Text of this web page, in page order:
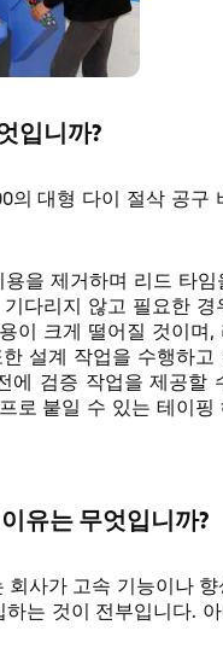
입니까?
대형 다이 절삭 공구
을 제거하며 리드 타임
다리지 않고 필요한 경
이 크게 떨어질 것이며,
설계 작업을 수행하고
에 검증 작업을 제공할
로 붙일 수 있는 테이핑
유는 무엇입니까?
회사가 고속 기능이나
는 것이 전부입니다.